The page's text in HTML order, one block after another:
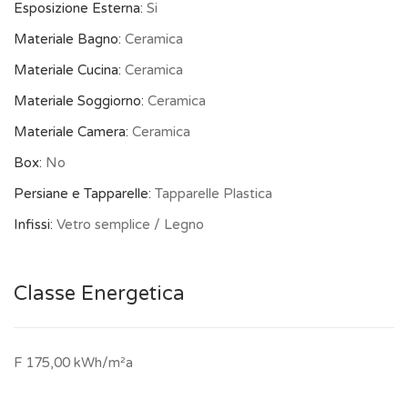
Esposizione Esterna: Si
Materiale Bagno: Ceramica
Materiale Cucina: Ceramica
Materiale Soggiorno: Ceramica
Materiale Camera: Ceramica
Box: No
Persiane e Tapparelle: Tapparelle Plastica
Infissi: Vetro semplice / Legno
Classe Energetica
F 175,00 kWh/m²a